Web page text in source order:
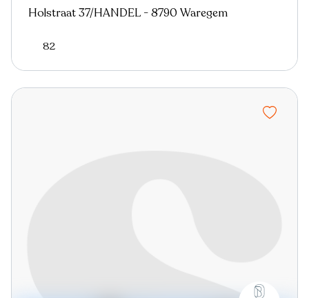
Holstraat 37/HANDEL - 8790 Waregem
82